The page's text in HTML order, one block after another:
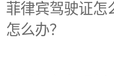
菲律宾驾驶证怎
怎么办？